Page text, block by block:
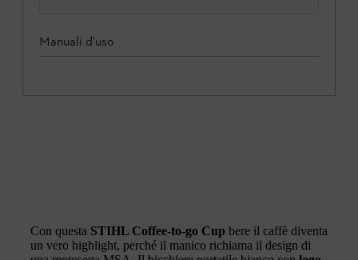
Manuali d'uso
Con questa STIHL Coffee-to-go Cup bere il caffè diventa
un vero highlight, perché il manico richiama il design di